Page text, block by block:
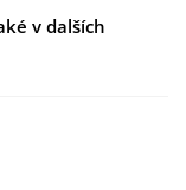
v dalších